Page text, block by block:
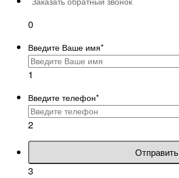
0
Введите Ваше имя*
1
Введите телефон*
2
Отправить
3